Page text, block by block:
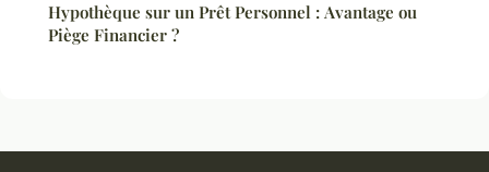
Hypothèque sur un Prêt Personnel : Avantage ou
Piège Financier ?